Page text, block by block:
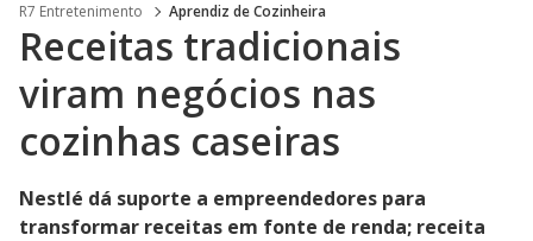
R7 Entretenimento Aprendiz de Cozinheira
Receitas tradicionais
viram negócios nas
cozinhas caseiras
Nestlé dá suporte a empreendedores para
transformar receitas em fonte de renda; receita